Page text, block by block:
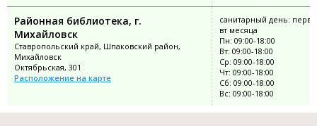
Районная библиотека, г.
Михайловск
Ставропольский край, Шпаковский район,
Михайловск
Октябрьская, 301
Расположение на карте
санитарный день:
вт месяца
Пн: 09:00-18:00
Вт: 09:00-18:00
Ср: 09:00-18:00
Чт: 09:00-18:00
Сб: 09:00-18:00
Вс: 09:00-18:00